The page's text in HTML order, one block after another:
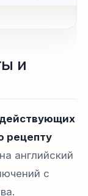
и
рецепту
английский
с